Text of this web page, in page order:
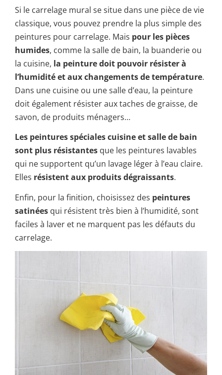
Si le carrelage mural se situe dans une pièce de vie
classique, vous pouvez prendre la plus simple des
peintures pour carrelage. Mais pour les pièces
humides, comme la salle de bain, la buanderie ou
la cuisine, la peinture doit pouvoir résister à
l’humidité et aux changements de température.
Dans une cuisine ou une salle d’eau, la peinture
doit également résister aux taches de graisse, de
savon, de produits ménagers…
Les peintures spéciales cuisine et salle de bain
sont plus résistantes que les peintures lavables
qui ne supportent qu’un lavage léger à l’eau claire.
Elles résistent aux produits dégraissants.
Enfin, pour la finition, choisissez des peintures
satinées qui résistent très bien à l’humidité, sont
faciles à laver et ne marquent pas les défauts du
carrelage.